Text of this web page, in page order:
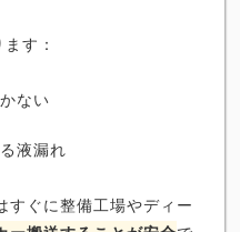
す：
ない
液漏れ
すぐに整備工場やディー